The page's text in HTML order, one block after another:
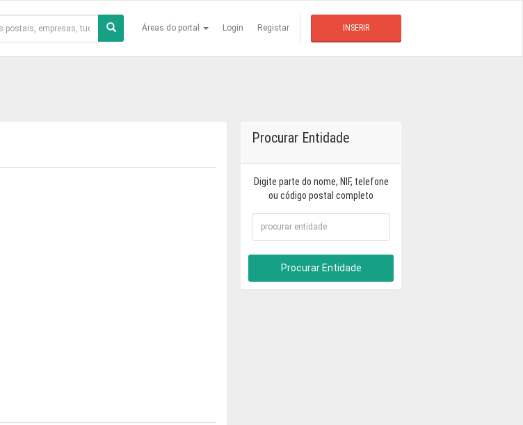
Áreas do portal Login Registar INSERIR
Procurar Entidade
Digite parte do nome, NIF, telefone
ou código postal completo
Procurar Entidade